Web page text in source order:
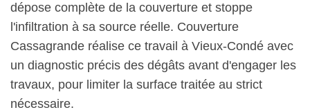
dépose complète de la couverture et stoppe
l'infiltration à sa source réelle. Couverture
Cassagrande réalise ce travail à Vieux-Condé avec
un diagnostic précis des dégâts avant d'engager les
travaux, pour limiter la surface traitée au strict
nécessaire.